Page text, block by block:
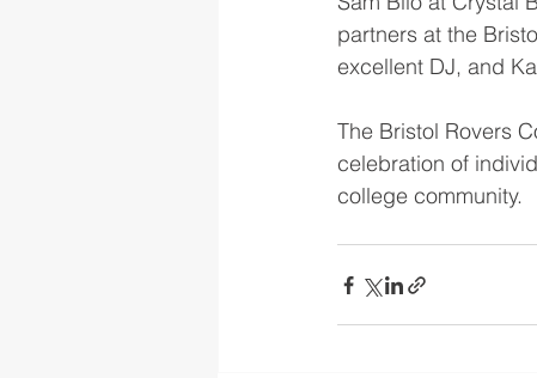
partners at the
excellent DJ, and
The Bristol Rovers
celebration of
college community.